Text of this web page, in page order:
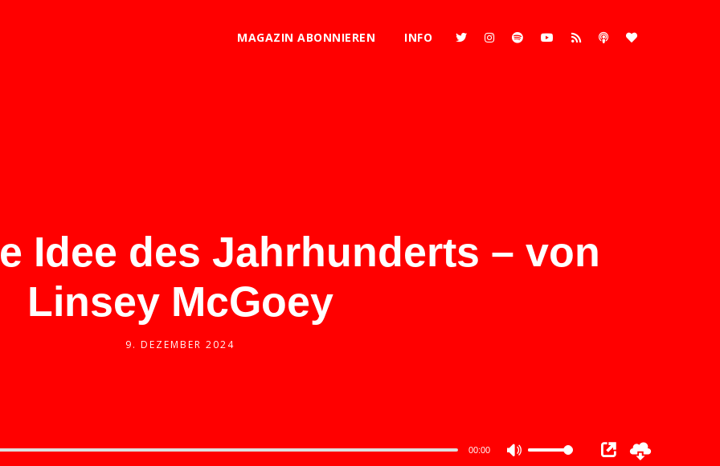
MAGAZIN ABONNIEREN INFO
Idee des Jahrhunderts – von
Linsey McGoey
9. DEZEMBER 2024
00:00